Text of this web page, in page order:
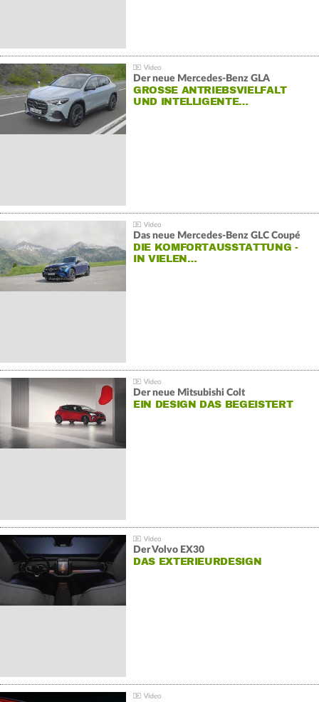
Der neue Mercedes-Benz GLA
GROSSE ANTRIEBSVIELFALT U
ND INTELLIGENTE…
Das neue Mercedes-Benz GLC Coupé
DIE KOMFORTAUSSTATTUNG -
IN VIELEN…
Der neue Mitsubishi Colt
EIN DESIGN DAS BEGEISTERT
Der Volvo EX30
DAS EXTERIEURDESIGN